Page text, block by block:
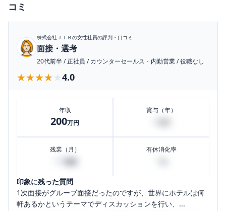
コミ
株式会社ＪＴＢの女性社員の評判・口コミ
面接・選考
20代前半/正社員 /カウンターセールス・内勤営業/役職なし
★★★★★
★★★★★ 4.0
年収
200万円
賞与（年）
残業（月） 有休消化率
印象に残った質問
1次面接がグルーブ面接だったのですが、世界にホテルは何
軒あるかというテーマでディスカッションを行い、...